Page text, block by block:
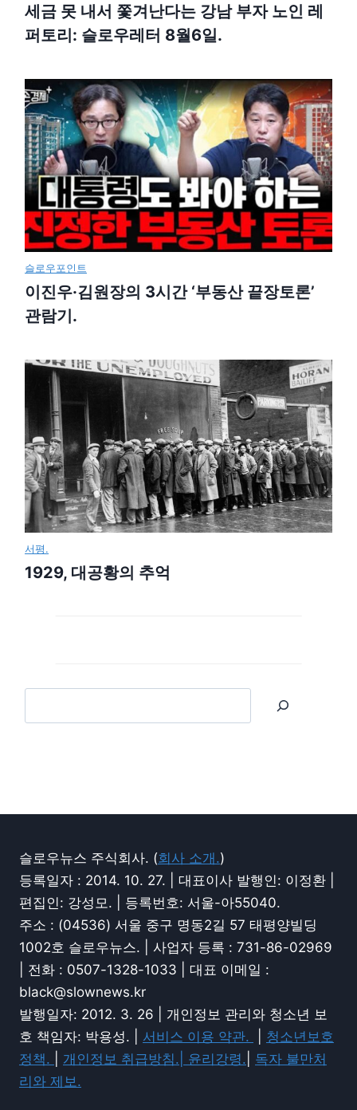
세금 못 내서 쫓겨난다는 강남 부자 노인 레
퍼토리: 슬로우레터 8월6일.
슬로우포인트
이진우·김원장의 3시간 ‘부동산 끝장토론’
관람기.
서평.
1929, 대공황의 추억
슬로우뉴스 주식회사. (회사 소개.)
등록일자 : 2014. 10. 27. | 대표이사 발행인: 이정환 |
편집인: 강성모. | 등록번호: 서울-아55040.
주소 : (04536) 서울 중구 명동2길 57 태평양빌딩
1002호 슬로우뉴스. | 사업자 등록 : 731-86-02969
| 전화 : 0507-1328-1033 | 대표 이메일 :
black@slownews.kr
발행일자: 2012. 3. 26 | 개인정보 관리와 청소년 보
호 책임자: 박용성. | 서비스 이용 약관.
청소년보호
정책.
개인정보 취급방침.| 윤리강령.
독자 불만처
리와 제보.